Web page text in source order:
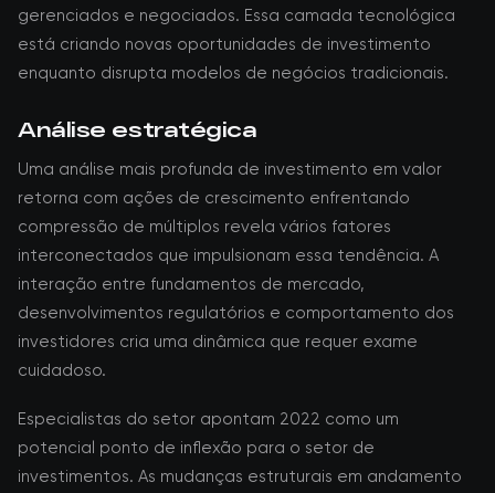
gerenciados e negociados. Essa camada tecnológica
está criando novas oportunidades de investimento
enquanto disrupta modelos de negócios tradicionais.
Análise estratégica
Uma análise mais profunda de investimento em valor
retorna com ações de crescimento enfrentando
compressão de múltiplos revela vários fatores
interconectados que impulsionam essa tendência. A
interação entre fundamentos de mercado,
desenvolvimentos regulatórios e comportamento dos
investidores cria uma dinâmica que requer exame
cuidadoso.
Especialistas do setor apontam 2022 como um
potencial ponto de inflexão para o setor de
investimentos. As mudanças estruturais em andamento